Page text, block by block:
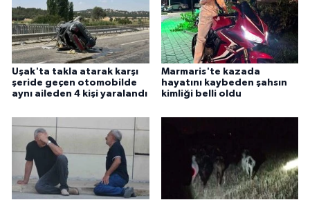
Uşak'ta takla atarak karşı
şeride geçen otomobilde
aynı aileden 4 kişi yaralandı
Marmaris'te kazada
hayatını kaybeden şahsın
kimliği belli oldu